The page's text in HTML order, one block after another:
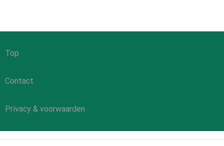
Top
Contact
Privacy & voorwaarden